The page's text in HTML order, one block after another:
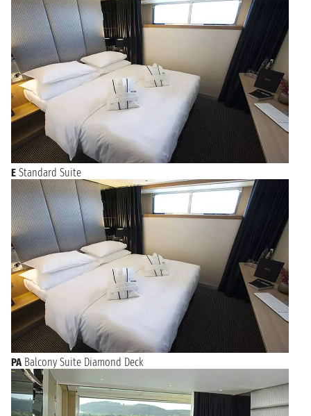
E Standard Suite
PA Balcony Suite Diamond Deck